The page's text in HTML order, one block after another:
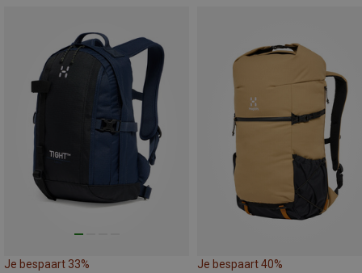
Je bespaart 33% Je bespaart 40%